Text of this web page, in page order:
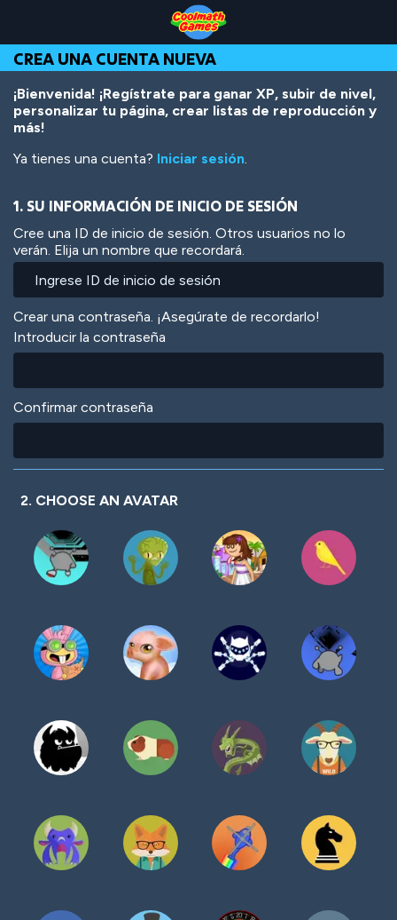
Top
of
Page
Navigation
Main
Content
Footer
contenido
principal
CREA UNA CUENTA NUEVA
¡Bienvenida! ¡Regístrate para ganar XP, subir de nivel,
personalizar tu página, crear listas de reproducción y
más!
Ya tienes una cuenta? Iniciar sesión.
1. SU INFORMACIÓN DE INICIO DE SESIÓN
Cree una ID de inicio de sesión. Otros usuarios no lo
verán. Elija un nombre que recordará.
Crear una contraseña. ¡Asegúrate de recordarlo!
Introducir la contraseña
Confirmar contraseña
2. CHOOSE AN AVATAR